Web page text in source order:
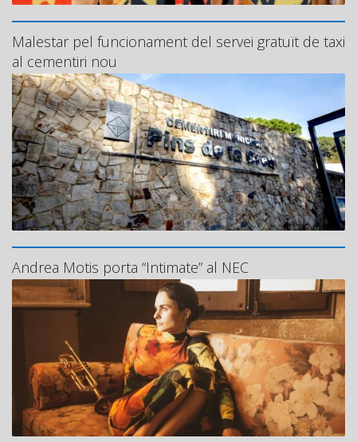
Malestar pel funcionament del servei gratuït de taxi
al cementiri nou
Andrea Motis porta “Intimate” al NEC